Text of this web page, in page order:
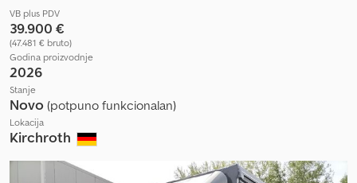
VB plus PDV
39.900 €
(47.481 € bruto)
Godina proizvodnje
2026
Stanje
Novo (potpuno funkcionalan)
Lokacija
Kirchroth